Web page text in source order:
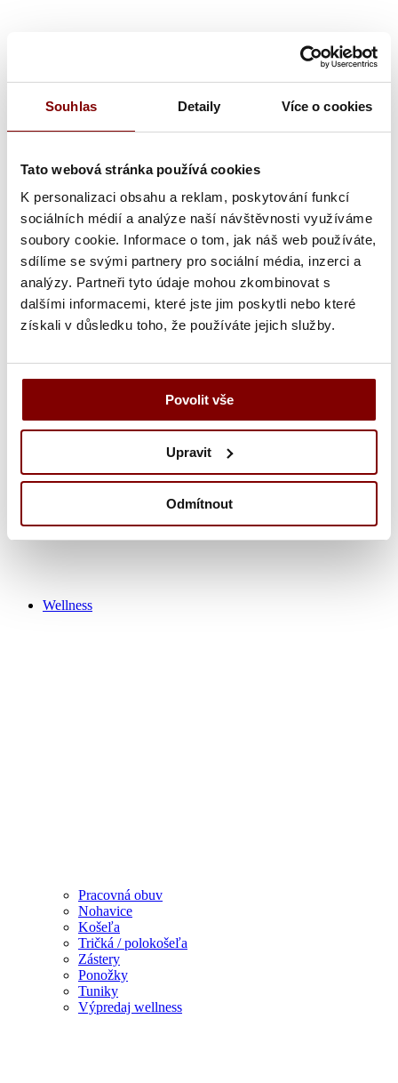
Souhlas Detaily Více o cookies
Tato webová stránka používá cookies
K personalizaci obsahu a reklam, poskytování funkcí
sociálních médií a analýze naší návštěvnosti využíváme
soubory cookie. Informace o tom, jak náš web používáte,
sdílíme se svými partnery pro sociální média, inzerci a
analýzy. Partneři tyto údaje mohou zkombinovat s
dalšími informacemi, které jste jim poskytli nebo které
získali v důsledku toho, že používáte jejich služby.
Povolit vše
Upravit
Odmítnout
Tričká / polokošeľa
Zdravotnícke plášťa
Čiapky
Wellness
Pracovná obuv
Nohavice
Košeľa
Tričká / polokošeľa
Zástery
Ponožky
Tuniky
Výpredaj wellness